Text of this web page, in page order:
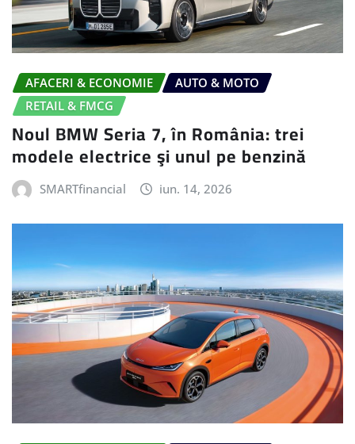
AFACERI & ECONOMIE
AUTO & MOTO
RETAIL & FMCG
Noul BMW Seria 7, în România: trei
modele electrice şi unul pe benzină
SMARTfinancial iun. 14, 2026